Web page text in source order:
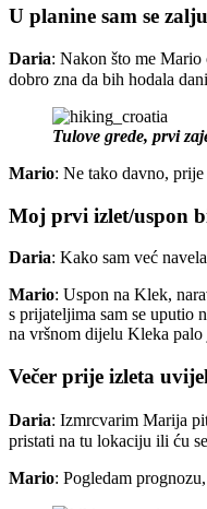
U planine sam se
Daria: Nakon što me Mario
dobro zna da bih hodala
Tulove grede, prvi
Mario: Ne tako davno,
Moj prvi izlet/uspon
Daria: Kako sam već
Mario: Uspon na Klek,
s prijateljima sam se uputio
na vršnom dijelu Kleka
Večer prije izleta
Daria: Izmrcvarim Marija
pristati na tu lokaciju ili ću
Mario: Pogledam